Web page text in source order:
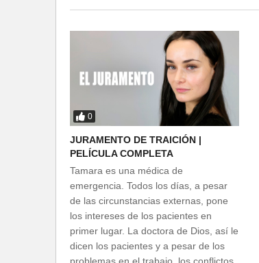
0
JURAMENTO DE TRAICIÓN |
PELÍCULA COMPLETA
Tamara es una médica de
emergencia. Todos los días, a pesar
de las circunstancias externas, pone
los intereses de los pacientes en
primer lugar. La doctora de Dios, así le
dicen los pacientes y a pesar de los
problemas en el trabajo, los conflictos